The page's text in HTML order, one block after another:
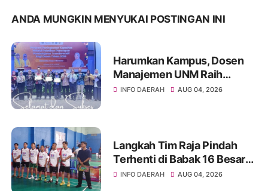
ANDA MUNGKIN MENYUKAI POSTINGAN INI
Harumkan Kampus, Dosen
Manajemen UNM Raih
Peserta Terbaik ToT
INFO DAERAH AUG 04, 2026
Langkah Tim Raja Pindah
Terhenti di Babak 16 Besar
Kejuaraan Bulutangkis TSM
INFO DAERAH AUG 04, 2026